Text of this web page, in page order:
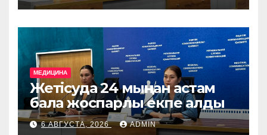
МЕДИЦИНА
Жетісуда 24 мыңнан астам
бала жоспарлы екпе алды
6 АВГУСТА, 2026 ADMIN